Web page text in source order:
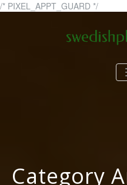
/* PIXEL_APPT_GUARD */Skip
content
Category